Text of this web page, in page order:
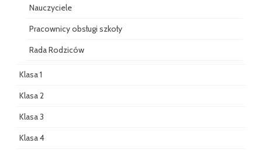
Nauczyciele
Pracownicy obsługi szkoły
Rada Rodziców
Klasa 1
Klasa 2
Klasa 3
Klasa 4